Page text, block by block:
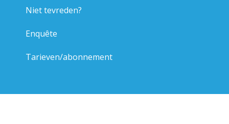
Niet tevreden?
Enquête
Tarieven/abonnement